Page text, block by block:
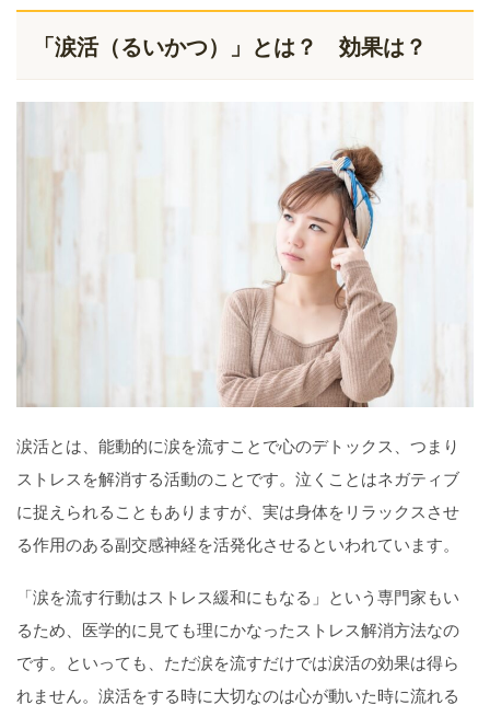
「涙活（るいかつ）」とは？ 効果は？
涙活とは、能動的に涙を流すことで心のデトックス、つまり
ストレスを解消する活動のことです。泣くことはネガティブ
に捉えられることもありますが、実は身体をリラックスさせ
る作用のある副交感神経を活発化させるといわれています。
「涙を流す行動はストレス緩和にもなる」という専門家もい
るため、医学的に見ても理にかなったストレス解消方法なの
です。といっても、ただ涙を流すだけでは涙活の効果は得ら
れません。涙活をする時に大切なのは心が動いた時に流れる